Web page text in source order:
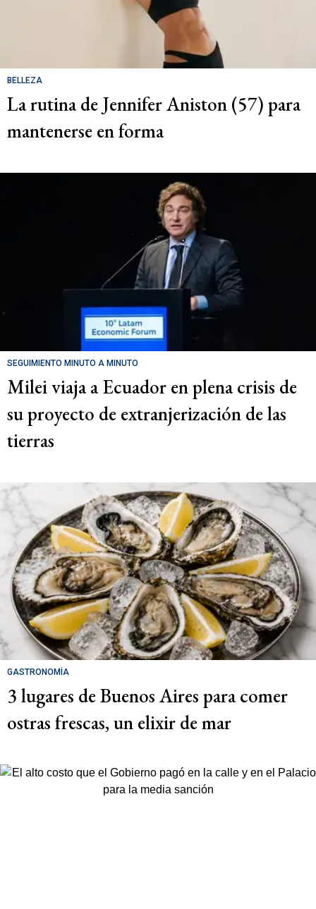
BELLEZA
La rutina de Jennifer Aniston (57) para
mantenerse en forma
SEGUIMIENTO MINUTO A MINUTO
Milei viaja a Ecuador en plena crisis de
su proyecto de extranjerización de las
tierras
GASTRONOMÍA
3 lugares de Buenos Aires para comer
ostras frescas, un elixir de mar